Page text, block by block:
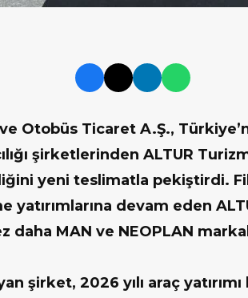
Otobüs Ticaret A.Ş.,
şirketlerinden ALTUR
yeni teslimatla pekiştirdi.
yatırımlarına devam eden
daha MAN ve NEOPLAN
şirket, 2026 yılı araç